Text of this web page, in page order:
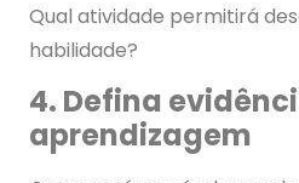
Qual atividade permitirá
habilidade?
4. Defina
aprendizagem